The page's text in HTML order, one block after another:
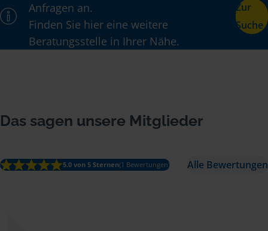
Anfragen an.
Finden Sie hier eine weitere
Beratungsstelle in Ihrer Nähe.
Zur
Suche
Das sagen unsere Mitglieder
5.0 von 5 Sternen(1 Bewertungen) Alle Bewertungen